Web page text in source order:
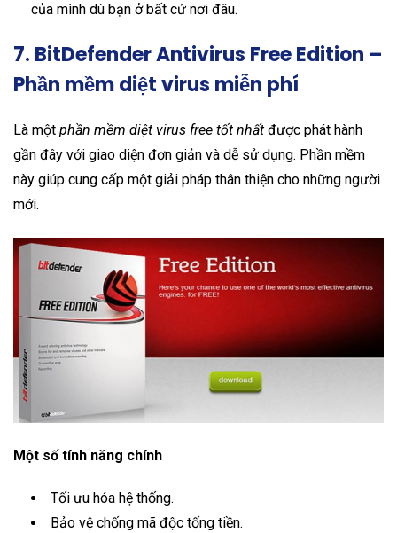
của mình dù bạn ở bất cứ nơi đâu.
7. BitDefender Antivirus Free Edition –
Phần mềm diệt virus miễn phí
Là một phần mềm diệt virus free tốt nhất được phát hành
gần đây với giao diện đơn giản và dễ sử dụng. Phần mềm
này giúp cung cấp một giải pháp thân thiện cho những người
mới.
Một số tính năng chính
Tối ưu hóa hệ thống.
Bảo vệ chống mã độc tống tiền.